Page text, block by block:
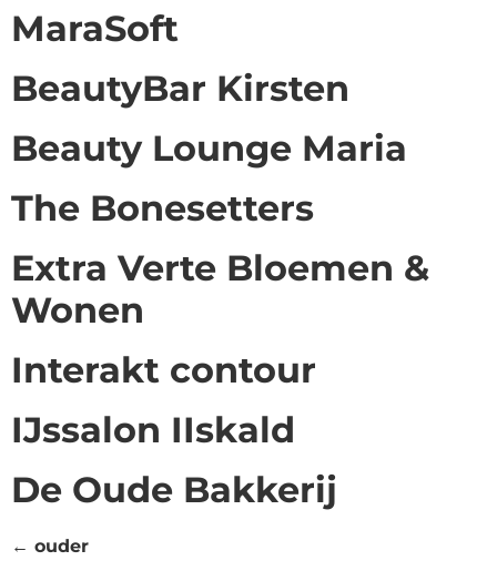
MaraSoft
BeautyBar Kirsten
Beauty Lounge Maria
The Bonesetters
Extra Verte Bloemen &
Wonen
Interakt contour
IJssalon IIskald
De Oude Bakkerij
← ouder